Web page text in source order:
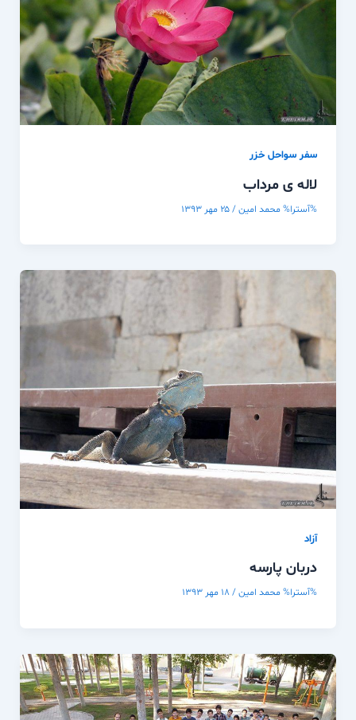
سفر سواحل خزر
لاله ی مرداب
%آسترا% محمد امین/۲۵ مهر ۱۳۹۳
آزاد
دربان پارسه
%آسترا% محمد امین/۱۸ مهر ۱۳۹۳